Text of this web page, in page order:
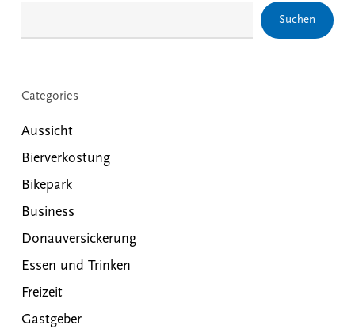
Suchen
Categories
Aussicht
Bierverkostung
Bikepark
Business
Donauversickerung
Essen und Trinken
Freizeit
Gastgeber